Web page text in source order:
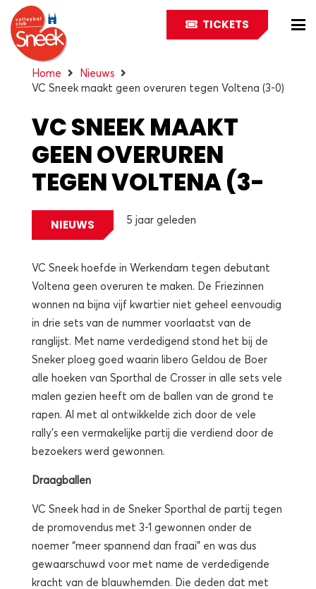
TICKETS
Home
Nieuws
VC Sneek maakt geen overuren tegen Voltena (3-0)
VC SNEEK MAAKT
GEEN OVERUREN
TEGEN VOLTENA (3-
0)NIEUWS 5 jaar geleden
VC Sneek hoefde in Werkendam tegen debutant
Voltena geen overuren te maken. De Friezinnen
wonnen na bijna vijf kwartier niet geheel eenvoudig
in drie sets van de nummer voorlaatst van de
ranglijst. Met name verdedigend stond het bij de
Sneker ploeg goed waarin libero Geldou de Boer
alle hoeken van Sporthal de Crosser in alle sets vele
malen gezien heeft om de ballen van de grond te
rapen. Al met al ontwikkelde zich door de vele
rally’s een vermakelijke partij die verdiend door de
bezoekers werd gewonnen.
Draagballen
VC Sneek had in de Sneker Sporthal de partij tegen
de promovendus met 3-1 gewonnen onder de
noemer “meer spannend dan fraai” en was dus
gewaarschuwd voor met name de verdedigende
kracht van de blauwhemden. Die deden dat met